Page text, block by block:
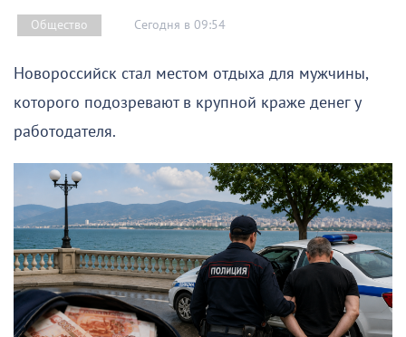
Общество Сегодня в 09:54
Новороссийск стал местом отдыха для мужчины,
которого подозревают в крупной краже денег у
работодателя.